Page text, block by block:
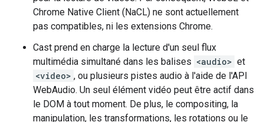
Chrome Native Client (NaCL) ne sont actuellement
pas compatibles, ni les extensions Chrome.
Cast prend en charge la lecture d'un seul flux
multimédia simultané dans les balises <audio> et
<video> , ou plusieurs pistes audio à l'aide de l'API
WebAudio. Un seul élément vidéo peut être actif dans
le DOM à tout moment. De plus, le compositing, la
manipulation, les transformations, les rotations ou le